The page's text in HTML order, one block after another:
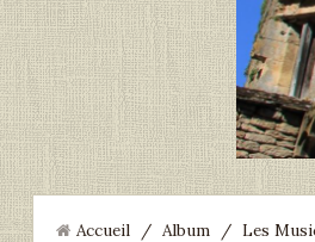
Accueil / Album / Les